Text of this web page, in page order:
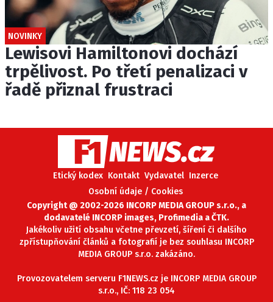
NOVINKY
Lewisovi Hamiltonovi dochází
trpělivost. Po třetí penalizaci v
řadě přiznal frustraci
Etický kodex Kontakt Vydavatel Inzerce
Osobní údaje / Cookies
Copyright @ 2002-2026 INCORP MEDIA GROUP s.r.o., a
dodavatelé INCORP images, Profimedia a ČTK.
Jakékoliv užití obsahu včetne převzetí, šíření či dalšího
zpřístupňování článků a fotografií je bez souhlasu INCORP
MEDIA GROUP s.r.o. zakázáno.
Provozovatelem serveru F1NEWS.cz je INCORP MEDIA GROUP
s.r.o., IČ: 118 23 054